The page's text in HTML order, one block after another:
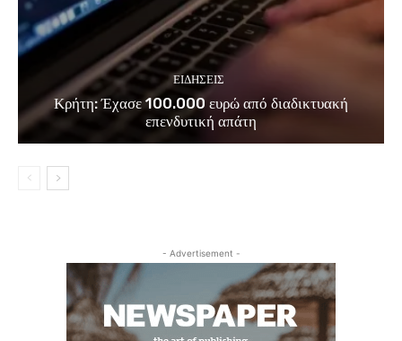
ΕΙΔΗΣΕΙΣ
Κρήτη: Έχασε 100.000 ευρώ από διαδικτυακή
επενδυτική απάτη
- Advertisement -